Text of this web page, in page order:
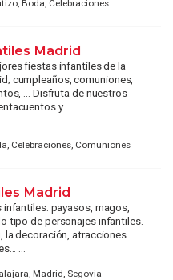
Boda, Celebraciones
Madrid
fiestas infantiles de la
cumpleaños, comuniones,
... Disfruta de nuestros
y ...
Celebraciones, Comuniones
Madrid
payasos, magos,
tipo de personajes infantiles.
la decoración, atracciones
...
Madrid, Segovia